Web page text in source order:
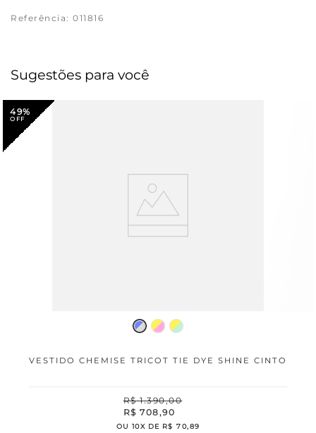
Referência: 011816
Sugestões para você
49%
VESTIDO CHEMISE TRICOT TIE DYE SHINE CINTO
R$ 1.390,00
R$ 708,90
OU 10X DE R$ 70,89